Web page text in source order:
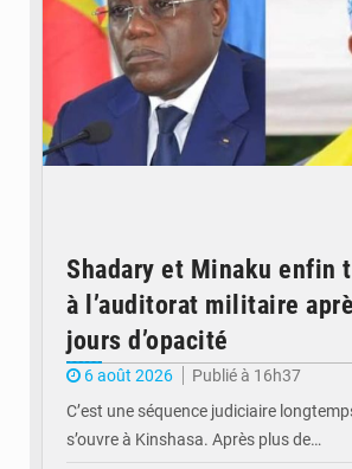
Shadary et Minaku enfin
à l’auditorat militaire
jours d’opacité
6 août 2026
Publié à 16h37
C’est une séquence judiciaire
s’ouvre à Kinshasa. Après plus de…